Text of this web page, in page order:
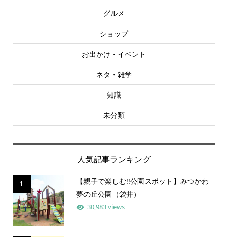
グルメ
ショップ
お出かけ・イベント
ネタ・雑学
知識
未分類
人気記事ランキング
1
【親子で楽しむ!!公園スポット】みつかわ
夢の丘公園（袋井）
30,983 views